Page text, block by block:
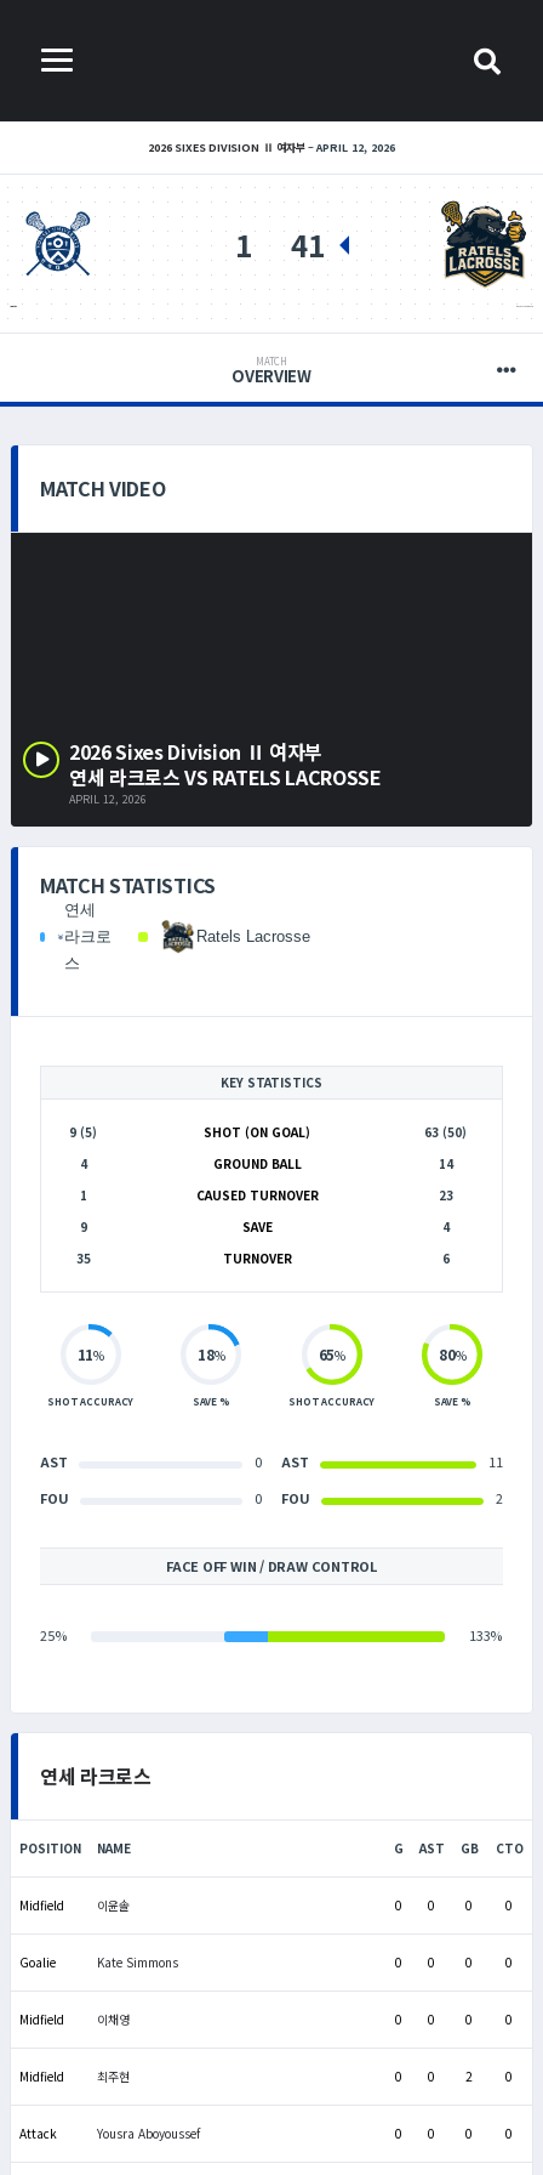
2026 SIXES DIVISION Ⅱ 여자부 APRIL 12, 2026
1 41
MATCH
OVERVIEW
MATCH VIDEO
2026 Sixes Division Ⅱ 여자부
연세 라크로스 VS RATELS LACROSSE
APRIL 12, 2026
MATCH STATISTICS
연세
라크로
스
Ratels Lacrosse
KEY STATISTICS
9 (5) SHOT (ON GOAL)
63 (50)
4
GROUND BALL
14
1
CAUSED TURNOVER
23
9
SAVE
4
35
TURNOVER 6
11%
SHOT ACCURACY
18%
SAVE %
AST
0
FOU
0
65%
SHOT ACCURACY
80%
SAVE %
AST
11
FOU
2
FACE OFF WIN / DRAW CONTROL
25% 133%
연세 라크로스
POSITION NAME G AST GB CTO
Midfield 이윤솔 0 0 0 0
Goalie Kate Simmons 0 0 0 0
Midfield 이채영 0 0 0 0
Midfield 최주현 0 0 2 0
Attack Yousra Aboyoussef 0 0 0 0